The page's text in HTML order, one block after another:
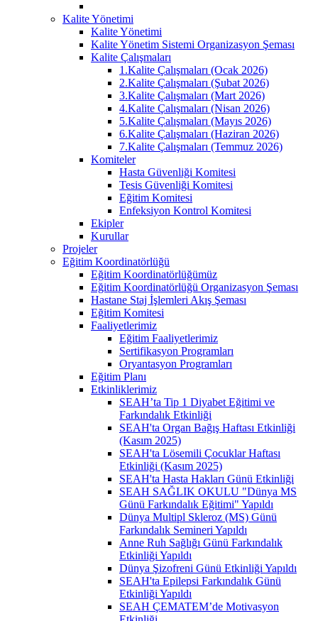
Kalite Yönetimi
Kalite Yönetimi
Kalite Yönetim Sistemi Organizasyon Şeması
Kalite Çalışmaları
1.Kalite Çalışmaları (Ocak 2026)
2.Kalite Çalışmaları (Şubat 2026)
3.Kalite Çalışmaları (Mart 2026)
4.Kalite Çalışmaları (Nisan 2026)
5.Kalite Çalışmaları (Mayıs 2026)
6.Kalite Çalışmaları (Haziran 2026)
7.Kalite Çalışmaları (Temmuz 2026)
Komiteler
Hasta Güvenliği Komitesi
Tesis Güvenliği Komitesi
Eğitim Komitesi
Enfeksiyon Kontrol Komitesi
Ekipler
Kurullar
Projeler
Eğitim Koordinatörlüğü
Eğitim Koordinatörlüğümüz
Eğitim Koordinatörlüğü Organizasyon Şeması
Hastane Staj İşlemleri Akış Şeması
Eğitim Komitesi
Faaliyetlerimiz
Eğitim Faaliyetlerimiz
Sertifikasyon Programları
Oryantasyon Programları
Eğitim Planı
Etkinliklerimiz
SEAH’ta Tip 1 Diyabet Eğitimi ve
Farkındalık Etkinliği
SEAH'ta Organ Bağış Haftası Etkinliği
(Kasım 2025)
SEAH'ta Lösemili Çocuklar Haftası
Etkinliği (Kasım 2025)
SEAH'ta Hasta Hakları Günü Etkinliği
SEAH SAĞLIK OKULU "Dünya MS
Günü Farkındalık Eğitimi" Yapıldı
Dünya Multipl Skleroz (MS) Günü
Farkındalık Semineri Yapıldı
Anne Ruh Sağlığı Günü Farkındalık
Etkinliği Yapıldı
Dünya Şizofreni Günü Etkinliği Yapıldı
SEAH'ta Epilepsi Farkındalık Günü
Etkinliği Yapıldı
SEAH ÇEMATEM’de Motivasyon